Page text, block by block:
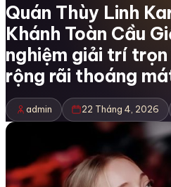
Quán Thùy Linh
Khánh Toàn Cầu
nghiệm giải trí
rộng rãi thoáng
admin 22 Tháng 4, 2026